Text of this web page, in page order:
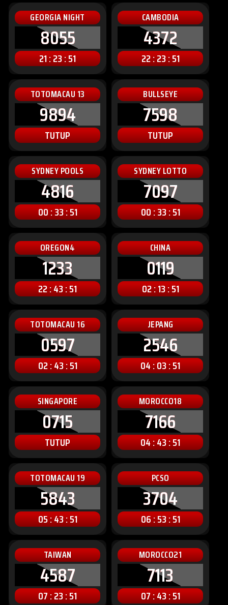
GEORGIA NIGHT
8055
21 : 23 : 49
CAMBODIA
4372
22 : 23 : 49
TOTOMACAU 13
9894
TUTUP
BULLSEYE
7598
TUTUP
SYDNEY POOLS
4816
00 : 33 : 49
SYDNEY LOTTO
7097
00 : 33 : 49
OREGON4
1233
22 : 43 : 49
CHINA
0119
02 : 13 : 49
TOTOMACAU 16
0597
02 : 43 : 49
JEPANG
2546
04 : 03 : 49
SINGAPORE
0715
TUTUP
MOROCCO18
7166
04 : 43 : 49
TOTOMACAU 19
5843
05 : 43 : 49
PCSO
3704
06 : 53 : 49
TAIWAN
4587
07 : 23 : 49
MOROCCO21
7113
07 : 43 : 49